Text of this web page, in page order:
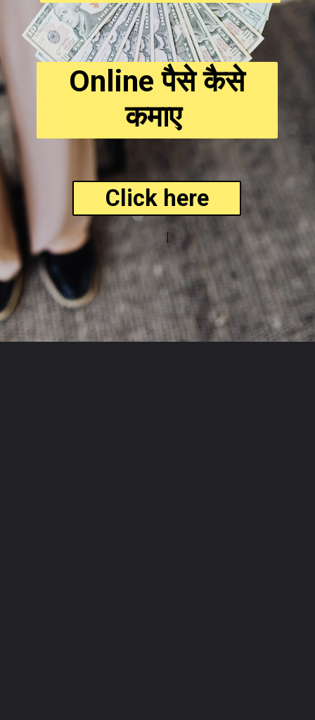
Click here
Online पैसे कैसे
कमाए